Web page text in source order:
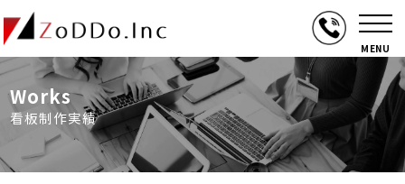
MENU
Works
看板制作実績